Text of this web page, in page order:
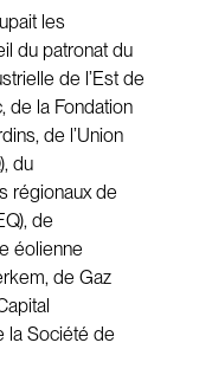
les
du patronat du
de l’Est de
de la Fondation
de l’Union
du
régionaux de
de
éolienne
de Gaz
la Société de